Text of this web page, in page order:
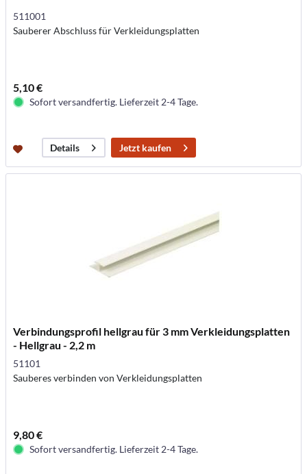
511001
Sauberer Abschluss für Verkleidungsplatten
5,10 €
Sofort versandfertig. Lieferzeit 2-4 Tage.
Details Jetzt kaufen
Verbindungsprofil hellgrau für 3 mm Verkleidungsplatten
- Hellgrau - 2,2 m
51101
Sauberes verbinden von Verkleidungsplatten
9,80 €
Sofort versandfertig. Lieferzeit 2-4 Tage.